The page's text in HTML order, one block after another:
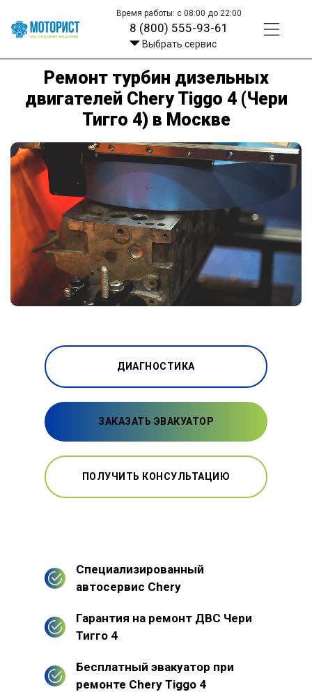
Время работы: с 08:00 до 22:00
8 (800) 555-93-61
Выбрать сервис
Ремонт турбин дизельных
двигателей Chery Tiggo 4 (Чери
Тигго 4) в Москве
ДИАГНОСТИКА
ЗАКАЗАТЬ ЭВАКУАТОР
ПОЛУЧИТЬ КОНСУЛЬТАЦИЮ
Специализированный
автосервис Chery
Гарантия на ремонт ДВС Чери
Тигго 4
Бесплатный эвакуатор при
ремонте Chery Tiggo 4